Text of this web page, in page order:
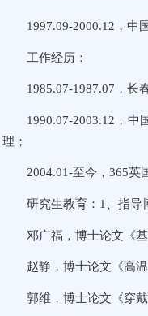
1997.09-2000.12，中
工作经历：
1985.07-1987.07，长
1990.07-2003.12，
理；
2004.01-至今，365英
研究生教育：1、指导
邓广福，博士论文《
赵静，博士论文《高
郭维，博士论文《穿